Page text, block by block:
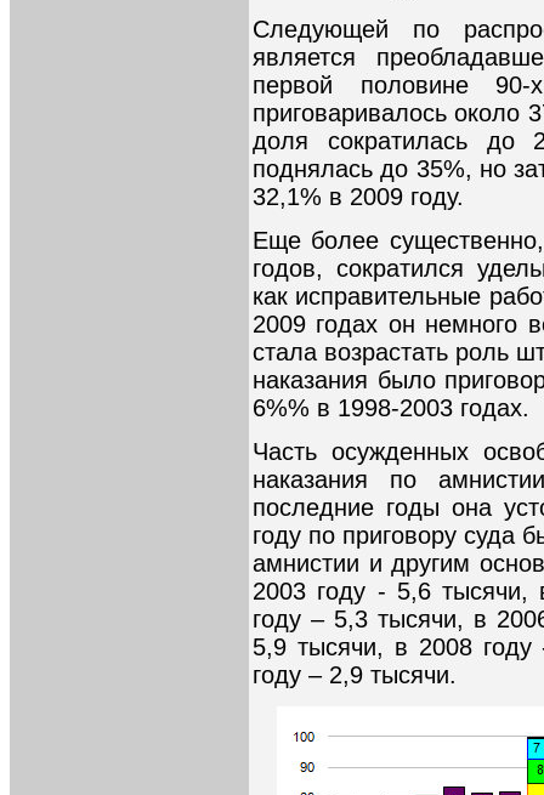
Следующей по
является
первой половине
приговаривалось около
доля сократилась до
поднялась до 35%, но
32,1% в 2009 году.
Еще более
годов, сократился
как исправительные
2009 годах он немного
стала возрастать роль
наказания было
6%% в 1998-2003 годах.
Часть осужденных
наказания по
последние годы она
году по приговору суда
амнистии и другим
2003 году - 5,6
году – 5,3 тысячи, в
5,9 тысячи, в 2008
году – 2,9 тысячи.